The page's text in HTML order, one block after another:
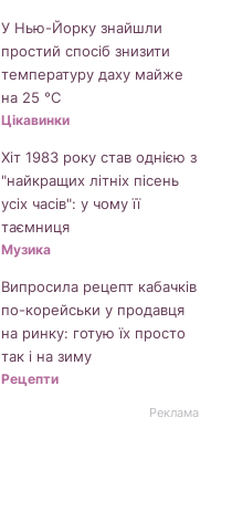
У Нью-Йорку знайшли
простий спосіб знизити
температуру даху майже
на 25 °C
Цікавинки
Хіт 1983 року став однією з
"найкращих літніх пісень
усіх часів": у чому її
таємниця
Музика
Випросила рецепт кабачків
по-корейськи у продавця
на ринку: готую їх просто
так і на зиму
Рецепти
Реклама